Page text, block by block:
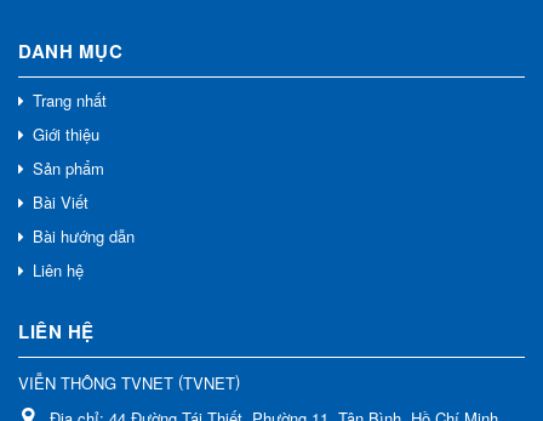
DANH MỤC
Trang nhất
Giới thiệu
Sản phẩm
Bài Viết
Bài hướng dẫn
Liên hệ
LIÊN HỆ
VIỄN THÔNG TVNET (TVNET)